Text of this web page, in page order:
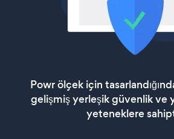
Powr ölçek için
gelişmiş yerleşik güvenlik ve
yeteneklere